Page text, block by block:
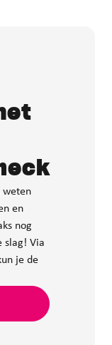
weten
en
nog
slag! Via
je de